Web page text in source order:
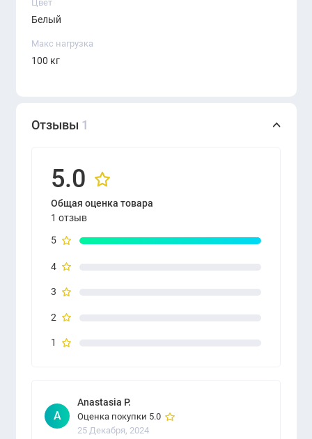
Цвет
Белый
Макс нагрузка
100 кг
Отзывы 1
5.0
Общая оценка товара
1 отзыв
5
4
3
2
1
A
Anastasia P.
Оценка покупки 5.0
25 Декабря, 2024